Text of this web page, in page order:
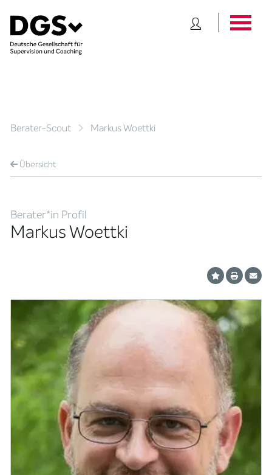
Berater-Scout Markus Woettki
Übersicht
Berater*in Profil
Markus Woettki